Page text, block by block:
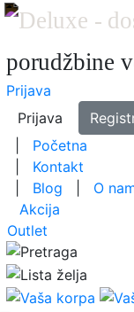
porudžbine
Prijava
Prijava
Početna
Kontakt
Blog
O
Akcija
Outlet